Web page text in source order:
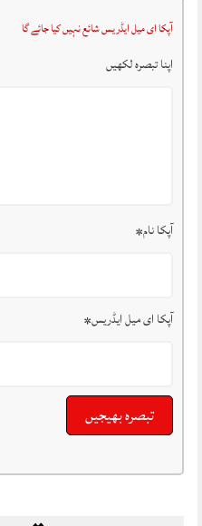
آپکا ای میل ایڈریس شائع نہیں کیا جائے گا
اپنا تبصرہ لکھیں
آپکا نام*
آپکا ای میل ایڈریس*